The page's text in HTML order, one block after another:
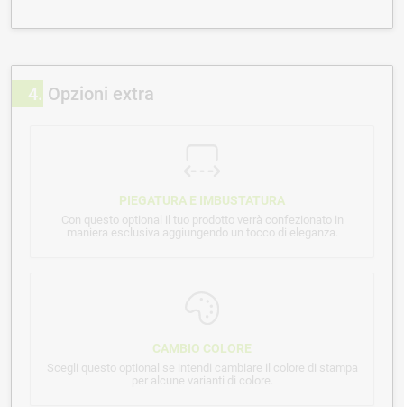
4 Opzioni extra
PIEGATURA E IMBUSTATURA
Con questo optional il tuo prodotto verrà confezionato in
maniera esclusiva aggiungendo un tocco di eleganza.
CAMBIO COLORE
Scegli questo optional se intendi cambiare il colore di stampa
per alcune varianti di colore.